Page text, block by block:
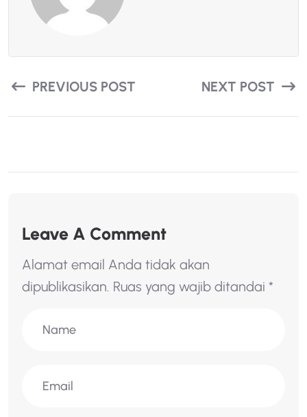
PREVIOUS POST NEXT POST
Leave A Comment
Alamat email Anda tidak akan
dipublikasikan. Ruas yang wajib ditandai *